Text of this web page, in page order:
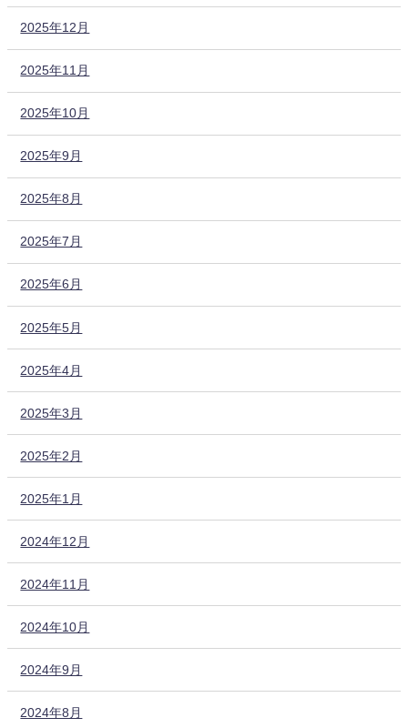
2025年12月
2025年11月
2025年10月
2025年9月
2025年8月
2025年7月
2025年6月
2025年5月
2025年4月
2025年3月
2025年2月
2025年1月
2024年12月
2024年11月
2024年10月
2024年9月
2024年8月